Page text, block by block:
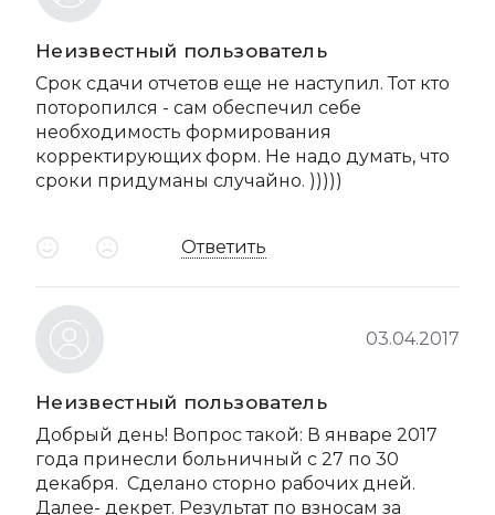
Неизвестный пользователь
Срок сдачи отчетов еще не наступил. Тот кто
поторопился - сам обеспечил себе
необходимость формирования
корректирующих форм. Не надо думать, что
сроки придуманы случайно. )))))
Ответить
Неизвестный пользователь
03.04.2017
Добрый день! Вопрос такой: В январе 2017
года принесли больничный с 27 по 30
декабря. Сделано сторно рабочих дней.
Далее- декрет. Результат по взносам за